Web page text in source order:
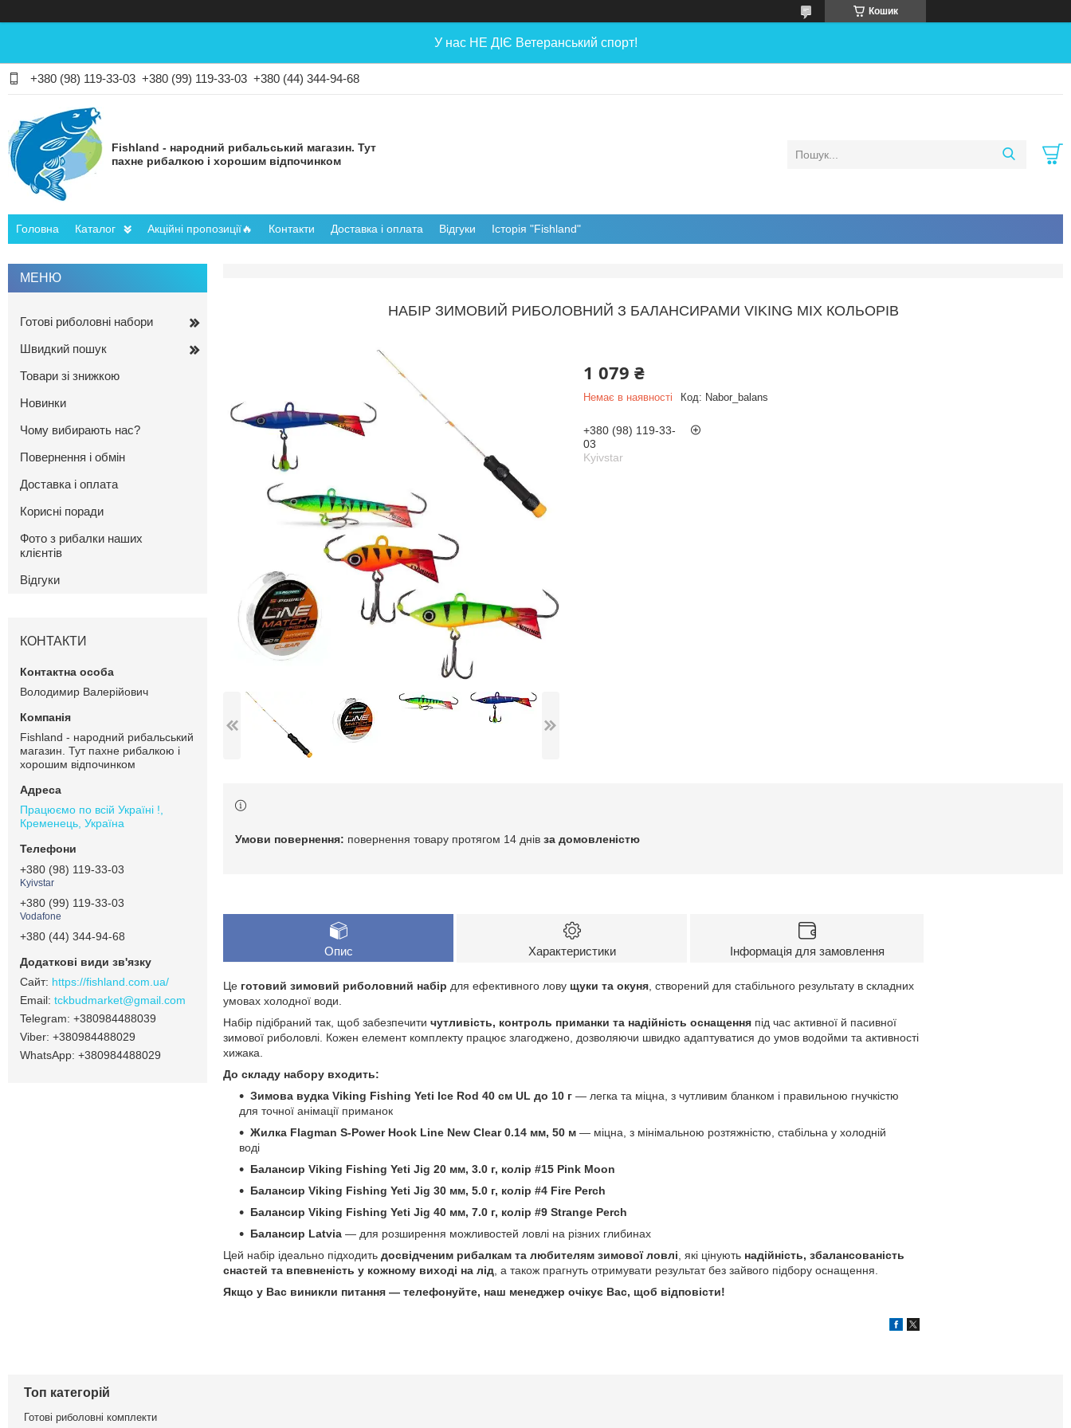
Кошик
У нас НЕ ДІЄ Ветеранський спорт!
+380 (98) 119-33-03 +380 (99) 119-33-03 +380 (44) 344-94-68
Fishland - народний рибальський магазин. Тут
пахне рибалкою і хорошим відпочинком
Головна Каталог Акційні пропозиції🔥 Контакти Доставка і оплата Відгуки Історія "Fishland"
НАБІР ЗИМОВИЙ РИБОЛОВНИЙ З БАЛАНСИРАМИ VIKING MIX КОЛЬОРІВ
1 079 ₴
Немає в наявності Код: Nabor_balans
+380 (98) 119-33-
03
Kyivstar
повернення товару протягом 14 днів за домовленістю
Опис Характеристики Інформація для замовлення
Це готовий зимовий риболовний набір для ефективного лову щуки та окуня , створений для стабільного результату в складних
умовах холодної води.
Набір підібраний так, щоб забезпечити чутливість, контроль приманки та надійність оснащення під час активної й пасивної
зимової риболовлі. Кожен елемент комплекту працює злагоджено, дозволяючи швидко адаптуватися до умов водойми та активності
хижака.
До складу набору входить:
Зимова вудка Viking Fishing Yeti Ice Rod 40 см UL до 10 г — легка та міцна, з чутливим бланком і правильною гнучкістю
для точної анімації приманок
Жилка Flagman S-Power Hook Line New Clear 0.14 мм, 50 м — міцна, з мінімальною розтяжністю, стабільна у холодній
воді
Балансир Viking Fishing Yeti Jig 20 мм, 3.0 г, колір #15 Pink Moon
Балансир Viking Fishing Yeti Jig 30 мм, 5.0 г, колір #4 Fire Perch
Балансир Viking Fishing Yeti Jig 40 мм, 7.0 г, колір #9 Strange Perch
Балансир Latvia — для розширення можливостей ловлі на різних глибинах
Цей набір ідеально підходить досвідченим рибалкам та любителям зимової ловлі , які цінують надійність, збалансованість
снастей та впевненість у кожному виході на лід , а також прагнуть отримувати результат без зайвого підбору оснащення.
Якщо у Вас виникли питання — телефонуйте, наш менеджер очікує Вас, щоб відповісти!
Готові риболовні набори
Швидкий пошук
Товари зі знижкою
Новинки
Чому вибирають нас?
Повернення і обмін
Доставка і оплата
Корисні поради
Фото з рибалки наших
клієнтів
Відгуки
КОНТАКТИ
Володимир Валерійович
Fishland - народний рибальський
магазин. Тут пахне рибалкою і
хорошим відпочинком
Працюємо по всій Україні !,
Кременець, Україна
+380 (98) 119-33-03
Kyivstar
+380 (99) 119-33-03
Vodafone
+380 (44) 344-94-68
https://fishland.com.ua/
tckbudmarket@gmail.com
+380984488039
+380984488029
+380984488029
Топ категорій
Готові риболовні комплекти